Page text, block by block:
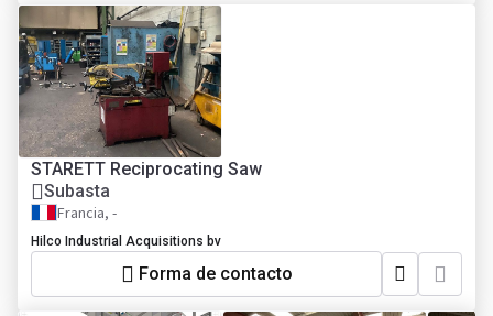
STARETT Reciprocating Saw
Subasta
Francia, -
Hilco Industrial Acquisitions bv
Forma de contacto